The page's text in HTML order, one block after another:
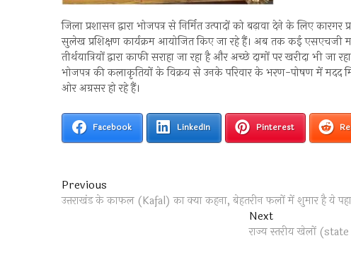
जिला प्रशासन द्वारा भोजपत्र से निर्मित उत्पादों को बढ़ावा देने के लिए
सुलेख प्रशिक्षण कार्यक्रम आयोजित किए जा रहे हैं। अब तक कई एसएचजी
तीर्थयात्रियों द्वारा काफी सराहा जा रहा है और अच्छे दामों पर खरीदा
भोजपत्र की कलाकृतियों के विक्रय से उनके परिवार के भरण-पोषण में मदद
ओर अग्रसर हो रहे हैं।
Facebook LinkedIn Pinterest
Post
navigation
Previous
post:
उत्तराखंड के काफल (Kafal) का क्या कहना, बेहतरीन फलों में शुमार है ये
NextNext
post:
राज्य स्तरीय खेलों